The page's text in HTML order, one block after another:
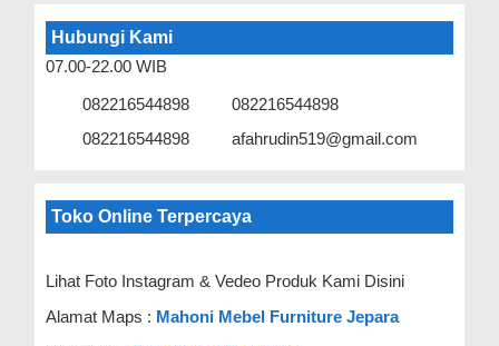
Hubungi Kami
07.00-22.00 WIB
082216544898
082216544898
082216544898
afahrudin519@gmail.com
Toko Online Terpercaya
Lihat Foto Instagram & Vedeo Produk Kami Disini
Alamat Maps : Mahoni Mebel Furniture Jepara